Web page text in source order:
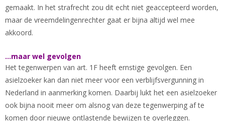
gemaakt. In het strafrecht zou dit echt niet geaccepteerd worden,
maar de vreemdelingenrechter gaat er bijna altijd wel mee
akkoord.
...maar wel gevolgen
Het tegenwerpen van art. 1F heeft ernstige gevolgen. Een
asielzoeker kan dan niet meer voor een verblijfsvergunning in
Nederland in aanmerking komen. Daarbij lukt het een asielzoeker
ook bijna nooit meer om alsnog van deze tegenwerping af te
komen door nieuwe ontlastende bewijzen te overleggen.